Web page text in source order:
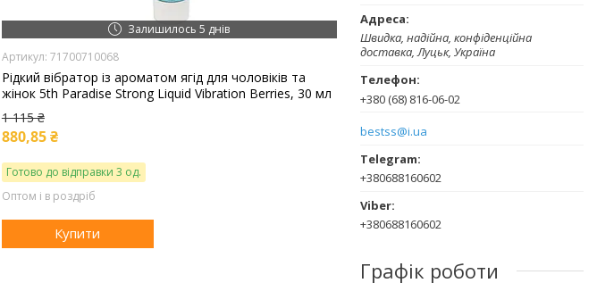
Залишилось 5 днів
71700710068
Рідкий вібратор із ароматом ягід для чоловіків та
жінок 5th Paradise Strong Liquid Vibration Berries, 30 мл
1 115 ₴
880,85 ₴
Готово до відправки 3 од.
Оптом і в роздріб
Купити
Швидка, надійна, конфіденційна
доставка, Луцьк, Україна
+380 (68) 816-06-02
bestss@i.ua
+380688160602
+380688160602
Графік роботи